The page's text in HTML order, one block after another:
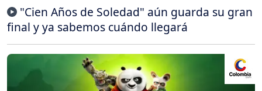
"Cien Años de Soledad" aún guarda su gran
final y ya sabemos cuándo llegará